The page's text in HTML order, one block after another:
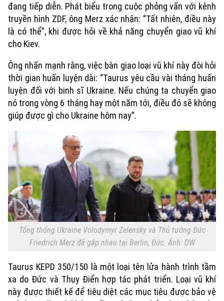
đang tiếp diễn. Phát biểu trong cuộc phỏng vấn với kênh
truyền hình ZDF, ông Merz xác nhận: “Tất nhiên, điều này
là có thể”, khi được hỏi về khả năng chuyển giao vũ khí
cho Kiev.
Ông nhấn mạnh rằng, việc bàn giao loại vũ khí này đòi hỏi
thời gian huấn luyện dài: “Taurus yêu cầu vài tháng huấn
luyện đối với binh sĩ Ukraine. Nếu chúng ta chuyển giao
nó trong vòng 6 tháng hay một năm tới, điều đó sẽ không
giúp được gì cho Ukraine hôm nay”.
Tổng thống Ukraine Volodymyr Zelensky và Thủ tướng Đức
Friedrich Merz đã gặp nhau tại Berlin, Đức. Ảnh: DW
Taurus KEPD 350/150 là một loại tên lửa hành trình tầm
xa do Đức và Thụy Điển hợp tác phát triển. Loại vũ khí
này được thiết kế để tiêu diệt các mục tiêu được bảo vệ